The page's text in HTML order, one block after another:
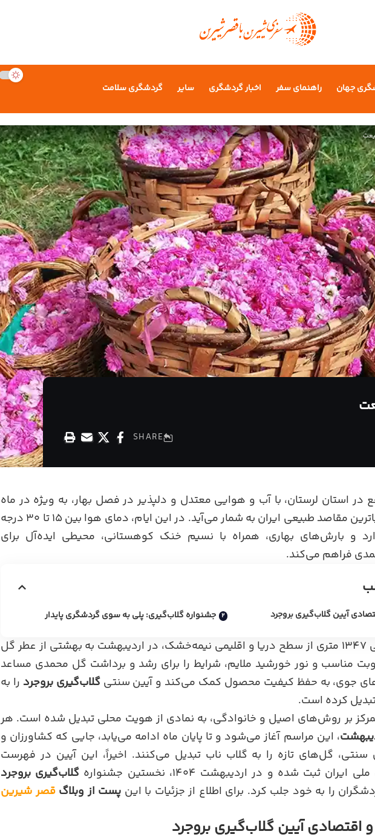
جهان راهنمای سفر اخبار گردشگری سایر گردشگری سلامت
SHARE
در استان لرستان، با آب و هوایی معتدل و دلپذیر در فصل بهار، به ویژه در ماه
اردیبهشت، یکی از زیباترین مقاصد طبیعی ایران به شمار می‌آید. در این ایام، دمای هوا بین ۱۵ تا ۳۰ درجه
و بارش‌های بهاری، همراه با نسیم خنک کوهستانی، محیطی ایده‌آل برای
فراهم می‌کند.
آیین گلاب‌گیری بروجرد جشنواره گلاب‌گیری: پلی به سوی گردشگری پایدار
بروجرد با ارتفاع تقریبی ۱۳۴۷ متری از سطح دریا و اقلیمی نیمه‌خشک، در اردیبهشت به بهشتی از عطر گل
مناسب و نور خورشید ملایم، شرایط را برای رشد و برداشت گل محمدی مساعد
جوی، به حفظ کیفیت محصول کمک می‌کند و آیین سنتیگلاب‌گیری بروجرد را به
کرده است.
تمرکز بر روش‌های اصیل و خانوادگی، به نمادی از هویت محلی تبدیل شده است. هر
، این مراسم آغاز می‌شود و تا پایان ماه ادامه می‌یابد، جایی که کشاورزان و
سنتی، گل‌های تازه را به گلاب ناب تبدیل می‌کنند. اخیراً، این آیین در فهرست
ثبت شده و در اردیبهشت ۱۴۰۴، نخستین جشنواره
گلاب‌گیری بروجرد
را به خود جلب کرد. برای اطلاع از جزئیات با این پست از وبلاگقصر شیرین
آیین گلاب‌گیری بروجرد